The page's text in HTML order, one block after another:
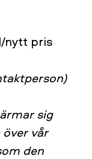
nytt pris
sig
vår
den